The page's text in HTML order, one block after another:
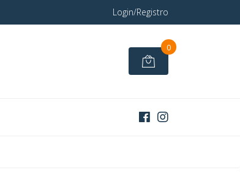
Login/Registro
0